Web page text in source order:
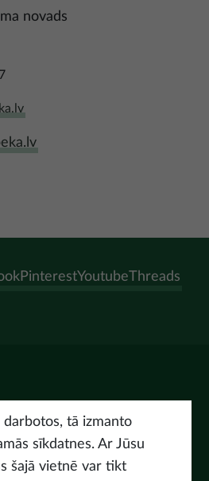
novads
PinterestYoutubeThreads
tā izmanto
sīkdatnes. Ar Jūsu
šajā vietnē var tikt